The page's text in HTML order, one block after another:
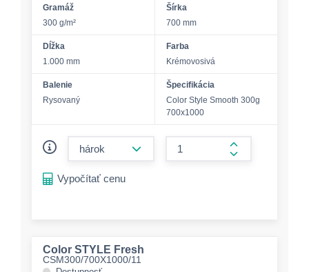
Gramáž
300 g/m²
Šírka
700 mm
Dĺžka
1.000 mm
Farba
Krémovosivá
Balenie
Rysovaný
Špecifikácia
Color Style Smooth 300g
700x1000
form.increase-
Vypočítať cenu
Color STYLE Fresh
CSM300/700X1000/11